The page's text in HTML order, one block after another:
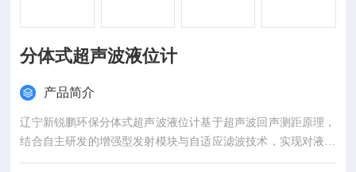
分体式超声波液位计
产品简介
辽宁新锐鹏环保分体式超声波液位计基于超声波回声测距原理，
结合自主研发的增强型发射模块与自适应滤波技术，实现对液位
的非接触式精准测量，解决传统接触式液位计易腐蚀、易结垢、